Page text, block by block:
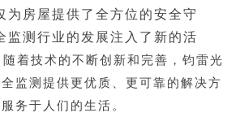
为房屋提供了全方位的安全守
监测行业的发展注入了新的活
着技术的不断创新和完善，钧雷光
监测提供更优质、更可靠的解决方
务于人们的生活。